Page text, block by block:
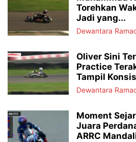
Torehkan
Jadi yang...
Dewantara
Oliver Sini
Practice
Tampil
Dewantara
Moment
Juara
ARRC